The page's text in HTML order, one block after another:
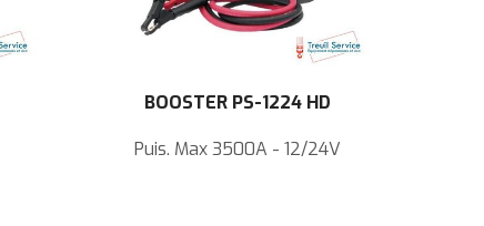
BOOSTER PS-1224 HD
Puis. Max 3500A - 12/24V